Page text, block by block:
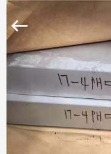
घर
उत्पादों
वीडियो
Guanglu
Special
Co.,
Ltd.
Reserved.